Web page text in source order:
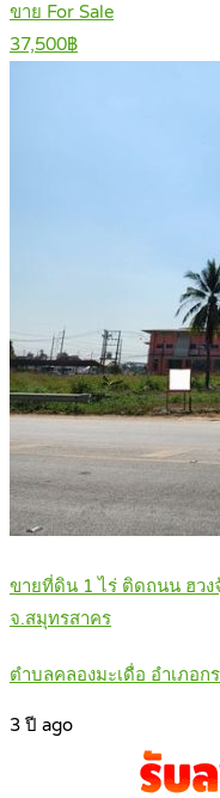
ขาย For Sale
37,500฿
ขายที่ดิน 1 ไร่ ติดถนน ฮว
จ.สมุทรสาคร
ตำบลคลองมะเดื่อ อำเภอ
3 ปี ago